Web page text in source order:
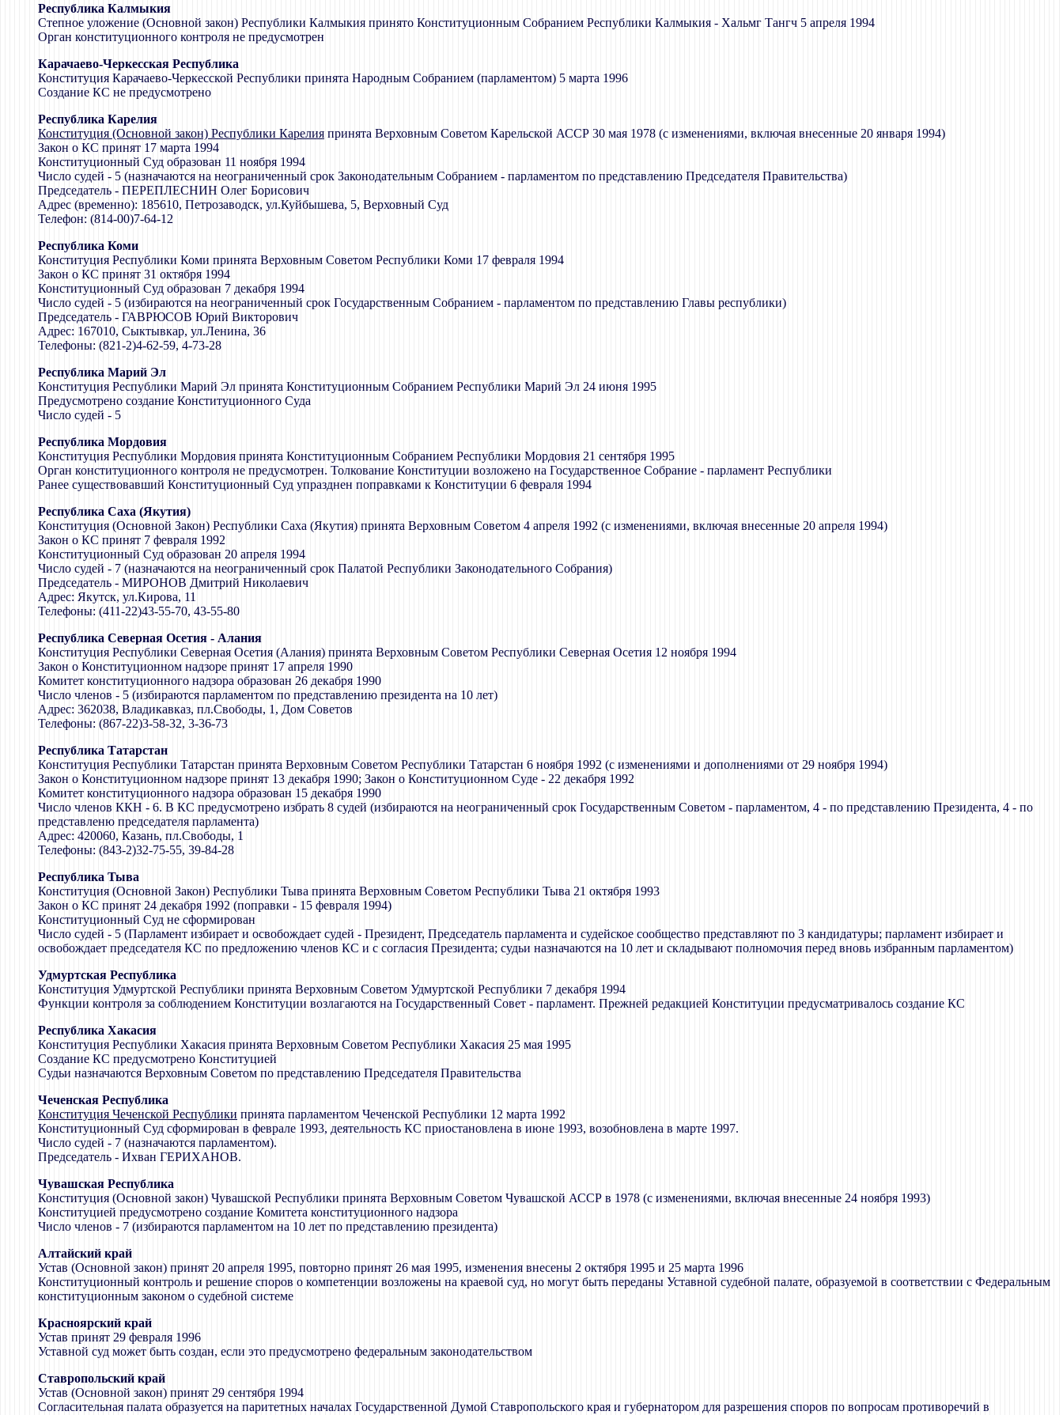
Республика Калмыкия
Степное уложение (Основной закон) Республики Калмыкия принято Конституционным Собранием Республики Калмыкия - Хальмг Тангч 5 апреля 1994
Орган конституционного контроля не предусмотрен
Карачаево-Черкесская Республика
Конституция Карачаево-Черкесской Республики принята Народным Собранием (парламентом) 5 марта 1996
Создание КС не предусмотрено
Республика Карелия
Конституция (Основной закон) Республики Карелия принята Верховным Советом Карельской АССР 30 мая 1978 (с изменениями, включая внесенные 20 января 1994)
Закон о КС принят 17 марта 1994
Конституционный Суд образован 11 ноября 1994
Число судей - 5 (назначаются на неограниченный срок Законодательным Собранием - парламентом по представлению Председателя Правительства)
Председатель - ПЕРЕПЛЕСНИН Олег Борисович
Адрес (временно): 185610, Петрозаводск, ул.Куйбышева, 5, Верховный Суд
Телефон: (814-00)7-64-12
Республика Коми
Конституция Республики Коми принята Верховным Советом Республики Коми 17 февраля 1994
Закон о КС принят 31 октября 1994
Конституционный Суд образован 7 декабря 1994
Число судей - 5 (избираются на неограниченный срок Государственным Собранием - парламентом по представлению Главы республики)
Председатель - ГАВРЮСОВ Юрий Викторович
Адрес: 167010, Сыктывкар, ул.Ленина, 36
Телефоны: (821-2)4-62-59, 4-73-28
Республика Марий Эл
Конституция Республики Марий Эл принята Конституционным Собранием Республики Марий Эл 24 июня 1995
Предусмотрено создание Конституционного Суда
Число судей - 5
Республика Мордовия
Конституция Республики Мордовия принята Конституционным Собранием Республики Мордовия 21 сентября 1995
Орган конституционного контроля не предусмотрен. Толкование Конституции возложено на Государственное Собрание - парламент Республики
Ранее существовавший Конституционный Суд упразднен поправками к Конституции 6 февраля 1994
Республика Саха (Якутия)
Конституция (Основной Закон) Республики Саха (Якутия) принята Верховным Советом 4 апреля 1992 (с изменениями, включая внесенные 20 апреля 1994)
Закон о КС принят 7 февраля 1992
Конституционный Суд образован 20 апреля 1994
Число судей - 7 (назначаются на неограниченный срок Палатой Республики Законодательного Собрания)
Председатель - МИРОНОВ Дмитрий Николаевич
Адрес: Якутск, ул.Кирова, 11
Телефоны: (411-22)43-55-70, 43-55-80
Республика Северная Осетия - Алания
Конституция Республики Северная Осетия (Алания) принята Верховным Советом Республики Северная Осетия 12 ноября 1994
Закон о Конституционном надзоре принят 17 апреля 1990
Комитет конституционного надзора образован 26 декабря 1990
Число членов - 5 (избираются парламентом по представлению президента на 10 лет)
Адрес: 362038, Владикавказ, пл.Свободы, 1, Дом Советов
Телефоны: (867-22)3-58-32, 3-36-73
Республика Татарстан
Конституция Республики Татарстан принята Верховным Советом Республики Татарстан 6 ноября 1992 (с изменениями и дополнениями от 29 ноября 1994)
Закон о Конституционном надзоре принят 13 декабря 1990; Закон о Конституционном Суде - 22 декабря 1992
Комитет конституционного надзора образован 15 декабря 1990
Число членов ККН - 6. В КС предусмотрено избрать 8 судей (избираются на неограниченный срок Государственным Советом - парламентом, 4 - по представлению Президента, 4 - по
представленю председателя парламента)
Адрес: 420060, Казань, пл.Свободы, 1
Телефоны: (843-2)32-75-55, 39-84-28
Республика Тыва
Конституция (Основной Закон) Республики Тыва принята Верховным Советом Республики Тыва 21 октября 1993
Закон о КС принят 24 декабря 1992 (поправки - 15 февраля 1994)
Конституционный Суд не сформирован
Число судей - 5 (Парламент избирает и освобождает судей - Президент, Председатель парламента и судейское сообщество представляют по 3 кандидатуры; парламент избирает и
освобождает председателя КС по предложению членов КС и с согласия Президента; судьи назначаются на 10 лет и складывают полномочия перед вновь избранным парламентом)
Удмуртская Республика
Конституция Удмуртской Республики принята Верховным Советом Удмуртской Республики 7 декабря 1994
Функции контроля за соблюдением Конституции возлагаются на Государственный Совет - парламент. Прежней редакцией Конституции предусматривалось создание КС
Республика Хакасия
Конституция Республики Хакасия принята Верховным Советом Республики Хакасия 25 мая 1995
Создание КС предусмотрено Конституцией
Судьи назначаются Верховным Советом по представлению Председателя Правительства
Чеченская Республика
Конституция Чеченской Республики принята парламентом Чеченской Республики 12 марта 1992
Конституционный Суд сформирован в феврале 1993, деятельность КС приостановлена в июне 1993, возобновлена в марте 1997.
Число судей - 7 (назначаются парламентом).
Председатель - Ихван ГЕРИХАНОВ.
Чувашская Республика
Конституция (Основной закон) Чувашской Республики принята Верховным Советом Чувашской АССР в 1978 (с изменениями, включая внесенные 24 ноября 1993)
Конституцией предусмотрено создание Комитета конституционного надзора
Число членов - 7 (избираются парламентом на 10 лет по представлению президента)
Алтайский край
Устав (Основной закон) принят 20 апреля 1995, повторно принят 26 мая 1995, изменения внесены 2 октября 1995 и 25 марта 1996
Конституционный контроль и решение споров о компетенции возложены на краевой суд, но могут быть переданы Уставной судебной палате, образуемой в соответствии с Федеральным
конституционным законом о судебной системе
Красноярский край
Устав принят 29 февраля 1996
Уставной суд может быть создан, если это предусмотрено федеральным законодательством
Ставропольский край
Устав (Основной закон) принят 29 сентября 1994
Согласительная палата образуется на паритетных началах Государственной Думой Ставропольского края и губернатором для разрешения споров по вопросам противоречий в